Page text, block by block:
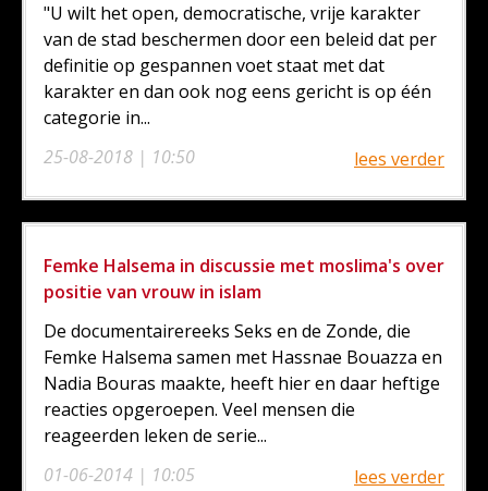
25-08-2018 | 10:50
"U wilt het open, democratische, vrije karakter
van de stad beschermen door een beleid dat per
definitie op gespannen voet staat met dat
karakter en dan ook nog eens gericht is op één
categorie in...
lees verder
Femke Halsema in discussie met moslima's over
positie van vrouw in islam
01-06-2014 | 10:05
De documentairereeks Seks en de Zonde, die
Femke Halsema samen met Hassnae Bouazza en
Nadia Bouras maakte, heeft hier en daar heftige
reacties opgeroepen. Veel mensen die
reageerden leken de serie...
lees verder